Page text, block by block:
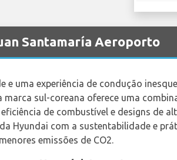
Santamaría Aeroporto
uma experiência de condução
sul-coreana oferece uma
de combustível e designs de
Hyundai com a sustentabilidade e
emissões de CO2.